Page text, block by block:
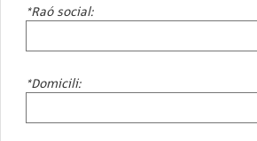
*Raó social:
*Domicili: